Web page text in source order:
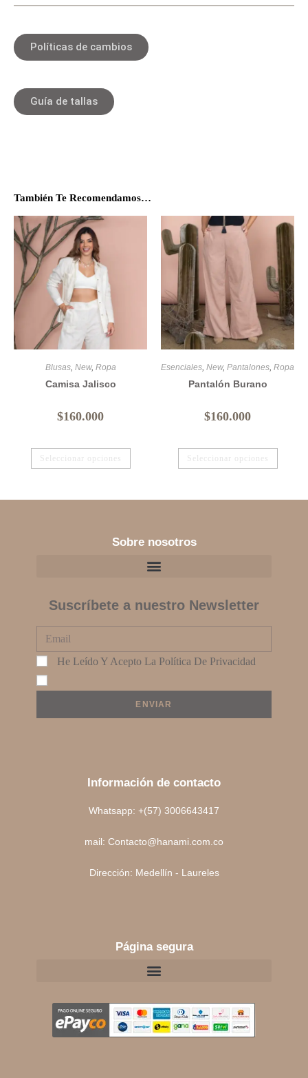
También Te Recomendamos…
Blusas, New, Ropa
Camisa Jalisco
$160.000
Seleccionar opciones
Esenciales New, Pantalones Ropa
Pantalón Burano
$160.000
Seleccionar opciones
Guía de tallas
Políticas de cambios
Sobre nosotros
Suscríbete a nuestro Newsletter
He Leído Y Acepto La Política De Privacidad
ENVIAR
Información de contacto
Whatsapp: +(57) 3006643417
mail: Contacto@hanami.com.co
Dirección: Medellín - Laureles
Página segura